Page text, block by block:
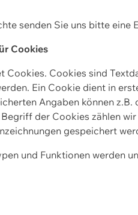
senden Sie uns bitte eine
Cookies
Cookies. Cookies sind
Ein Cookie dient in
Angaben können
der Cookies zählen
gespeichert
und Funktionen werden